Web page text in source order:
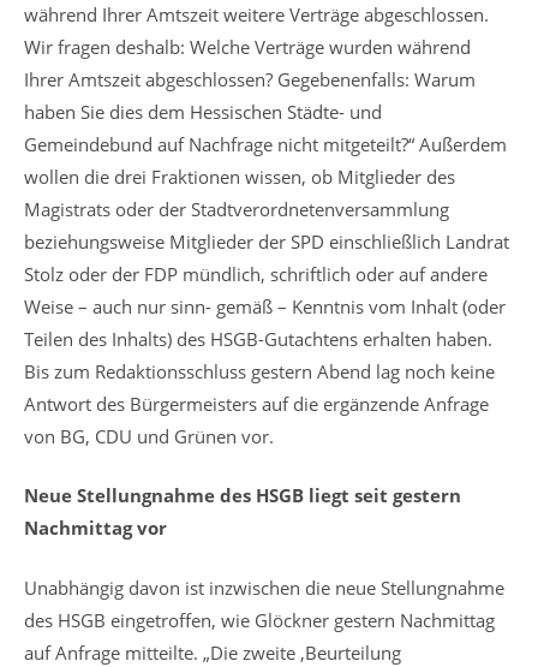
während Ihrer Amtszeit weitere Verträge abgeschlossen.
Wir fragen deshalb: Welche Verträge wurden während
Ihrer Amtszeit abgeschlossen? Gegebenenfalls: Warum
haben Sie dies dem Hessischen Städte- und
Gemeindebund auf Nachfrage nicht mitgeteilt?“ Außerdem
wollen die drei Fraktionen wissen, ob Mitglieder des
Magistrats oder der Stadtverordnetenversammlung
beziehungsweise Mitglieder der SPD einschließlich Landrat
Stolz oder der FDP mündlich, schriftlich oder auf andere
Weise – auch nur sinn- gemäß – Kenntnis vom Inhalt (oder
Teilen des Inhalts) des HSGB-Gutachtens erhalten haben.
Bis zum Redaktionsschluss gestern Abend lag noch keine
Antwort des Bürgermeisters auf die ergänzende Anfrage
von BG, CDU und Grünen vor.
Neue Stellungnahme des HSGB liegt seit gestern
Nachmittag vor
Unabhängig davon ist inzwischen die neue Stellungnahme
des HSGB eingetroffen, wie Glöckner gestern Nachmittag
auf Anfrage mitteilte. „Die zweite ‚Beurteilung